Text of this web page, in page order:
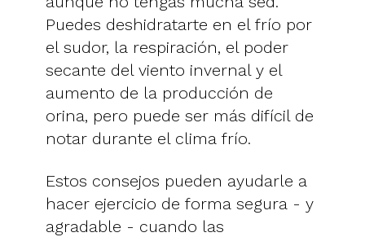
Puedes deshidratarte en el frío por
el sudor, la respiración, el poder
secante del viento invernal y el
aumento de la producción de
orina, pero puede ser más difícil de
notar durante el clima frío.
Estos consejos pueden ayudarle a
hacer ejercicio de forma segura - y
agradable - cuando las